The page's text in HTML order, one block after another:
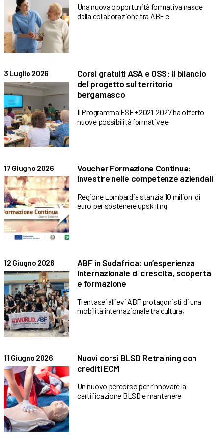
Una nuova opportunità formativa nasce
dalla collaborazione tra ABF e
3 Luglio 2026
Corsi gratuiti ASA e OSS: il bilancio
del progetto sul territorio
bergamasco
Il Programma FSE+ 2021-2027 ha offerto
nuove possibilità formative e
17 Giugno 2026
Voucher Formazione Continua:
investire nelle competenze aziendali
Regione Lombardia stanzia 10 milioni di
euro per sostenere upskilling
12 Giugno 2026
ABF in Sudafrica: un’esperienza
internazionale di crescita, scoperta
e formazione
Trentasei allievi ABF protagonisti di una
mobilità internazionale tra cultura,
11 Giugno 2026
Nuovi corsi BLSD Retraining con
crediti ECM
Un nuovo percorso per rinnovare la
certificazione BLSD e mantenere